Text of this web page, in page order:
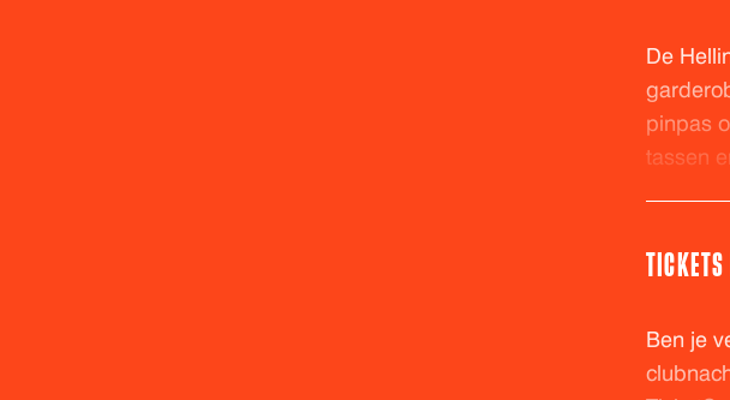
De
pinpas
tassen
TICKETS
Ben je